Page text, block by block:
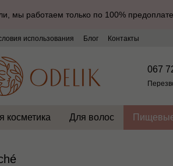
мы работаем только по 100% предоплате.
использования Блог Контакты
067
косметика Для волос